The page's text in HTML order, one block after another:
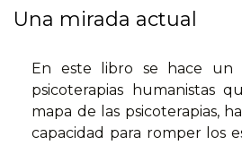
Una mirada actual
En este libro se hace un
psicoterapias humanistas
mapa de las psicoterapias,
capacidad para romper los